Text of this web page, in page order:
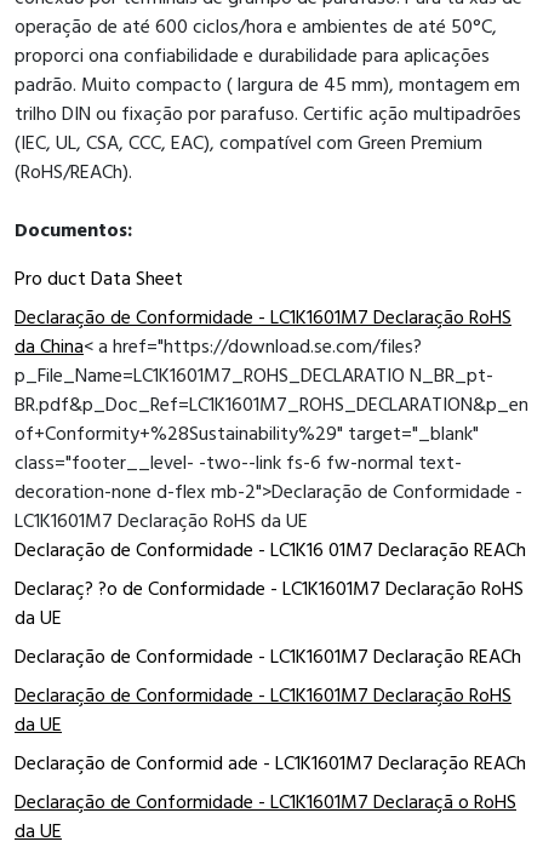
operação de até 600 ciclos/hora e ambientes de até 50°C,
proporci ona confiabilidade e durabilidade para aplicações
padrão. Muito compacto ( largura de 45 mm), montagem em
trilho DIN ou fixação por parafuso. Certific ação multipadrões
(IEC, UL, CSA, CCC, EAC), compatível com Green Premium
(RoHS/REACh).
Documentos:
Pro duct Data Sheet
Declaração de Conformidade - LC1K1601M7 Declaração RoHS
da China< a href="https://download.se.com/files?
p_File_Name=LC1K1601M7_ROHS_DECLARATIO N_BR_pt-
of+Conformity+%28Sustainability%29" target="_blank"
class="footer__level- -two--link fs-6 fw-normal text-
decoration-none d-flex mb-2">Declaração de Conformidade -
LC1K1601M7 Declaração RoHS da UE
Declaração de Conformidade - LC1K16 01M7 Declaração REACh
Declaraç? ?o de Conformidade - LC1K1601M7 Declaração RoHS
da UE
Declaração de Conformidade - LC1K1601M7 Declaração REACh
Declaração de Conformidade - LC1K1601M7 Declaração RoHS
da UE
Declaração de Conformid ade - LC1K1601M7 Declaração REACh
Declaração de Conformidade - LC1K1601M7 Declaraçã o RoHS
da UE